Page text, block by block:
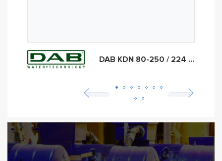
DAB KDN 80-250 / 224 37kW